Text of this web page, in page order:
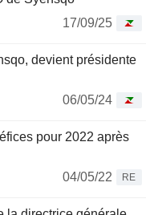
17/09/25
devient présidente
06/05/24
pour 2022 après
04/05/22
RE